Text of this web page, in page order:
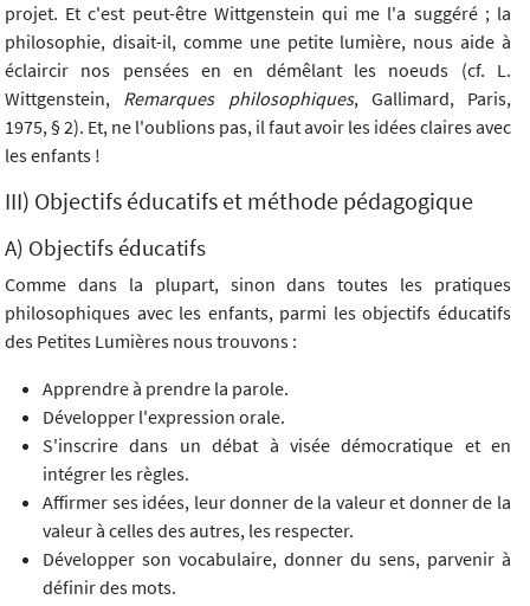
projet. Et c'est peut-être Wittgenstein qui me l'a suggéré ; la
philosophie, disait-il, comme une petite lumière, nous aide à
éclaircir nos pensées en en démêlant les noeuds (cf. L.
Wittgenstein, Remarques philosophiques, Gallimard, Paris,
1975, § 2). Et, ne l'oublions pas, il faut avoir les idées claires avec
les enfants !
III) Objectifs éducatifs et méthode pédagogique
A) Objectifs éducatifs
Comme dans la plupart, sinon dans toutes les pratiques
philosophiques avec les enfants, parmi les objectifs éducatifs
des Petites Lumières nous trouvons :
Apprendre à prendre la parole.
Développer l'expression orale.
S'inscrire dans un débat à visée démocratique et en
intégrer les règles.
Affirmer ses idées, leur donner de la valeur et donner de la
valeur à celles des autres, les respecter.
Développer son vocabulaire, donner du sens, parvenir à
définir des mots.